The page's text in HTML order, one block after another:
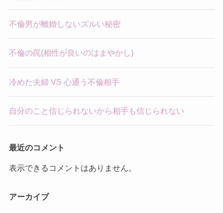
不倫男が離婚しないズルい秘密
不倫の罠(相性が良いのはまやかし)
冷めた夫婦 VS 心通う不倫相手
自分のこと信じられないから相手も信じられない
最近のコメント
表示できるコメントはありません。
アーカイブ